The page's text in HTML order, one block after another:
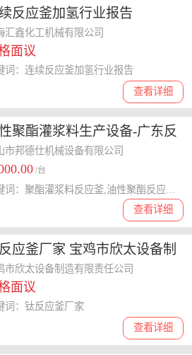
反应釜加氢行业报告
汇鑫化工机械有限公司
面议
查看详细
词：连续反应釜加氢行业报告
聚酯灌浆料生产设备-广东反
市邦德仕机械设备有限公司
/台
查看详细
应釜厂家 宝鸡市欣太设备制
限责任公司
市欣太设备制造有限责任公司
面议
查看详细
词：钛反应釜厂家